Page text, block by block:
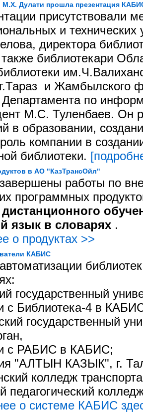
М.Х. Дулати прошла презентация
присутствовали
и
директора
библиотекари
и Жамбылского
Департамента по
М.С. Туленбаев. Он
в образовании,
компании в
библиотеки.
в АО "КазТрансОйл"
работы по
программных
язык в словарях .
о продуктах >>
КАБИС
государственный
с Библиотека-4 в
государственный
с РАБИС в КАБИС;
"АЛТЫН КАЗЫК", г.
колледж
педагогический
о системе КАБИС